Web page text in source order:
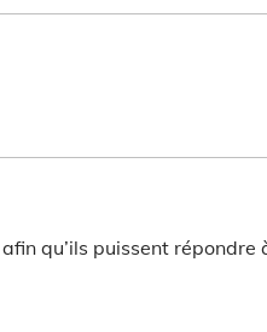
qu’ils puissent répondre